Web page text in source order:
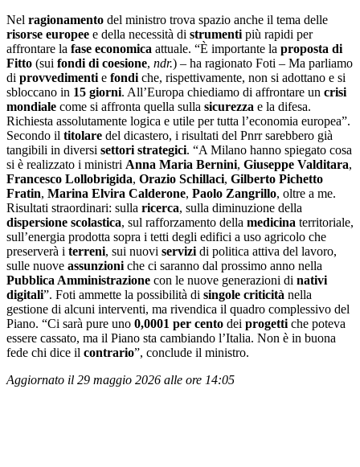
Nel ragionamento del ministro trova spazio anche il tema delle
risorse europee e della necessità di strumenti più rapidi per
affrontare la fase economica attuale. “È importante la proposta di
Fitto (sui fondi di coesione, ndr.) – ha ragionato Foti – Ma parliamo
di provvedimenti e fondi che, rispettivamente, non si adottano e si
sbloccano in 15 giorni. All’Europa chiediamo di affrontare un crisi
mondiale come si affronta quella sulla sicurezza e la difesa.
Richiesta assolutamente logica e utile per tutta l’economia europea”.
Secondo il titolare del dicastero, i risultati del Pnrr sarebbero già
tangibili in diversi settori strategici. “A Milano hanno spiegato cosa
si è realizzato i ministri Anna Maria Bernini, Giuseppe Valditara,
Francesco Lollobrigida, Orazio Schillaci, Gilberto Pichetto
Fratin, Marina Elvira Calderone, Paolo Zangrillo, oltre a me.
Risultati straordinari: sulla ricerca, sulla diminuzione della
dispersione scolastica, sul rafforzamento della medicina territoriale,
sull’energia prodotta sopra i tetti degli edifici a uso agricolo che
preserverà i terreni, sui nuovi servizi di politica attiva del lavoro,
sulle nuove assunzioni che ci saranno dal prossimo anno nella
Pubblica Amministrazione con le nuove generazioni di nativi
digitali”. Foti ammette la possibilità di singole criticità nella
gestione di alcuni interventi, ma rivendica il quadro complessivo del
Piano. “Ci sarà pure uno 0,0001 per cento dei progetti che poteva
essere cassato, ma il Piano sta cambiando l’Italia. Non è in buona
fede chi dice il contrario”, conclude il ministro.
Aggiornato il 29 maggio 2026 alle ore 14:05